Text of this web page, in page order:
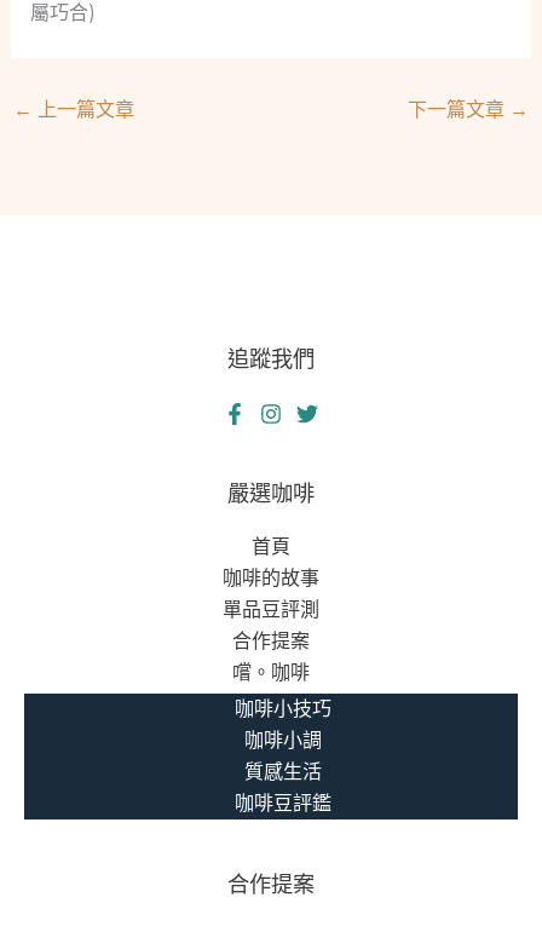
屬巧合)
← 上一篇文章 下一篇文章 →
追蹤我們
嚴選咖啡
首頁
咖啡的故事
單品豆評測
合作提案
嚐。咖啡
咖啡小技巧
咖啡小調
質感生活
咖啡豆評鑑
合作提案